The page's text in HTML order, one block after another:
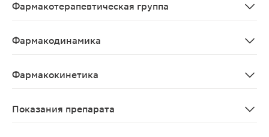
Фармакотерапевтическая группа
Фармакодинамика
Фармакокинетика
Показания препарата